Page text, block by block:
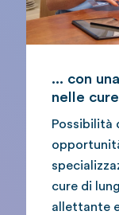
... con
nelle
Possibilità
cure di
allettante